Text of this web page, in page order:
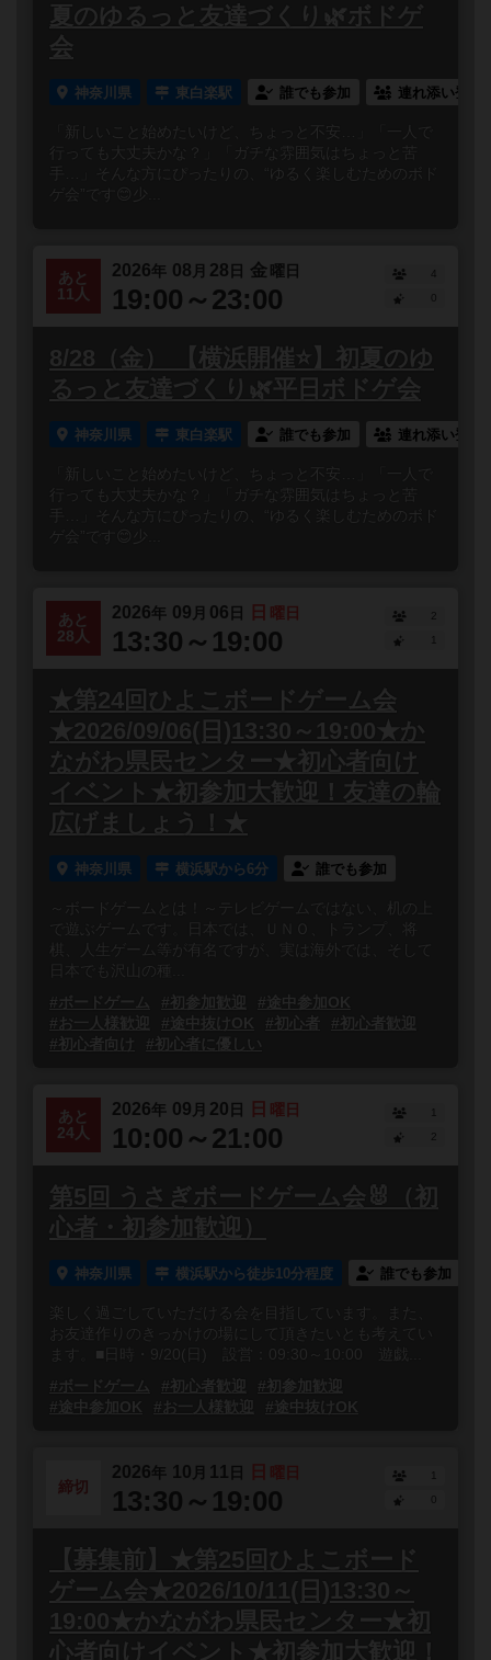
夏のゆるっと友達づくり🌿ボドゲ
会
神奈川県 東白楽駅 誰でも参加 連れ添い登録
「新しいこと始めたいけど、ちょっと不安…」「一人で
行っても大丈夫かな？」「ガチな雰囲気はちょっと苦
手…」そんな方にぴったりの、“ゆるく楽しむためのボド
ゲ会”です😊少...
あと
11人
2026年 08 月 28 日 金曜日
19:00～23:00
4
8/28（金） 【横浜開催⭐️】初夏のゆ
るっと友達づくり🌿平日ボドゲ会
神奈川県 東白楽駅 誰でも参加 連れ添い登録
「新しいこと始めたいけど、ちょっと不安…」「一人で
行っても大丈夫かな？」「ガチな雰囲気はちょっと苦
手…」そんな方にぴったりの、“ゆるく楽しむためのボド
ゲ会”です😊少...
あと
28人
2026年 09 月 06 日 日 曜日
13:30～19:00
2
1
★第24回ひよこボードゲーム会
★2026/09/06(日)13:30～19:00★か
ながわ県民センター★初心者向け
イベント★初参加大歓迎！友達の輪
広げましょう！★
神奈川県 横浜駅から6分 誰でも参加
で遊ぶゲームです。日本では、ＵＮＯ、トランプ、将
棋、人生ゲーム等が有名ですが、実は海外では、そして
日本でも沢山の種...
#ボードゲーム
#初参加歓迎
#途中参加OK
#お一人様歓迎
#途中抜けOK #初心者
#初心者歓迎
#初心者向け
#初心者に優しい
あと
24人
2026年 09 月 20 日 日 曜日
10:00～21:00
1
2
第5回 うさぎボードゲーム会🐰（初
心者・初参加歓迎）
神奈川県 横浜駅から徒歩10分程度 誰でも参加
楽しく過ごしていただける会を目指しています。また、
お友達作りのきっかけの場にして頂きたいとも考えてい
ます。■日時・9/20(日) 設営：09:30～10:00 遊戯...
#ボードゲーム
#初心者歓迎
#初参加歓迎
#途中参加OK
#お一人様歓迎 #途中抜けOK
締切
2026年 10 月 日 日 曜日
13:30～19:00
1
【募集前】★第25回ひよこボード
ゲーム会★2026/10/11(日)13:30～
19:00★かながわ県民センター★初
心者向けイベント★初参加大歓迎！